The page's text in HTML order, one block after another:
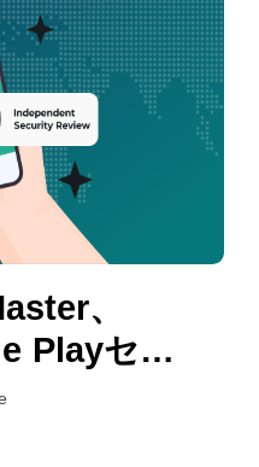
ではありませ
は視聴できた映
くなったり、ラ
りすることに気
ありません。 こ
には、いくつか
イセンス契約
やドラマについ
ライセンスを取
め、ある地域で
も、別の地域で
占配信権を保有
コルは、異なる
フォーマンス優
されています。
リティを重視す
のあるネットワ
、柔軟性、互換
ります。 一般的
？ 多くのVPNサ
れている業界標
サポートしてい
コルは、暗号化
トワーク、スト
保護などで一般
、
Playセキ
を取得：